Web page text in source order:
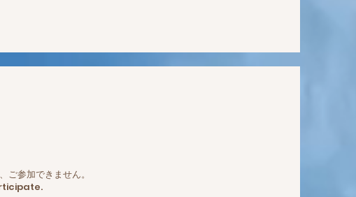
参加できません。